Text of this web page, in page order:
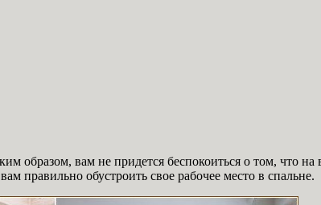
образом, вам не придется беспокоиться о том, что
правильно обустроить свое рабочее место в спальне.